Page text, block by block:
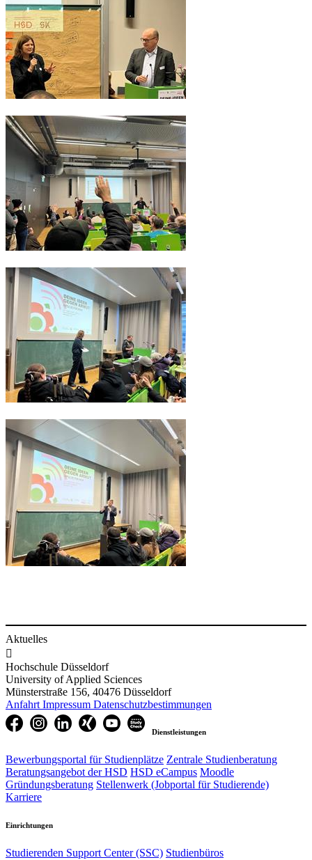
Aktuelles

Hochschule Düsseldorf
University of Applied Sciences
Münsterstraße 156, 40476 Düsseldorf
Anfahrt Impressum Datenschutzbestimmungen
Dienstleistungen
Bewerbungsportal für Studienplätze Zentrale Studienberatung
Beratungsangebot der HSD HSD eCampus Moodle
Gründungsberatung Stellenwerk (Jobportal für Studierende)
Karriere
Einrichtungen
Studierenden Support Center (SSC) Studienbüros